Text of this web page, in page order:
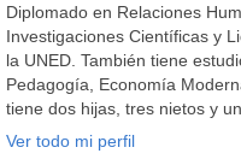
Diplomado en Relaciones
Investigaciones Científicas y
la UNED. También tiene
Pedagogía, Economía
tiene dos hijas, tres nietos y
Ver todo mi perfil